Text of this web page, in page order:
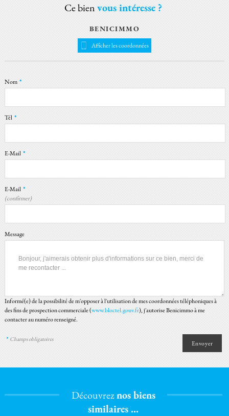
Ce bienvous intéresse ?
BENICIMMO
Afficher les coordonnées
Nom *
Tél *
E-Mail *
E-Mail *
(confirmer)
Message
Informé(e) de la possibilité de m'opposer à l'utilisation de mes coordonnées téléphoniques à
des fins de prospection commerciale (www.bloctel.gouv.fr), j'autorise Benicimmo à me
contacter au numéro renseigné.
* Champs obligatoires
Découvreznos biens
similaires ...